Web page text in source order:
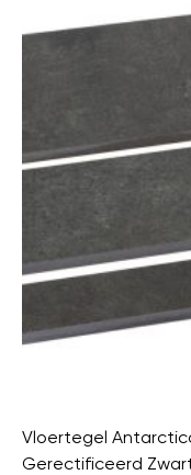
Vloertegel
Gerectificeerd